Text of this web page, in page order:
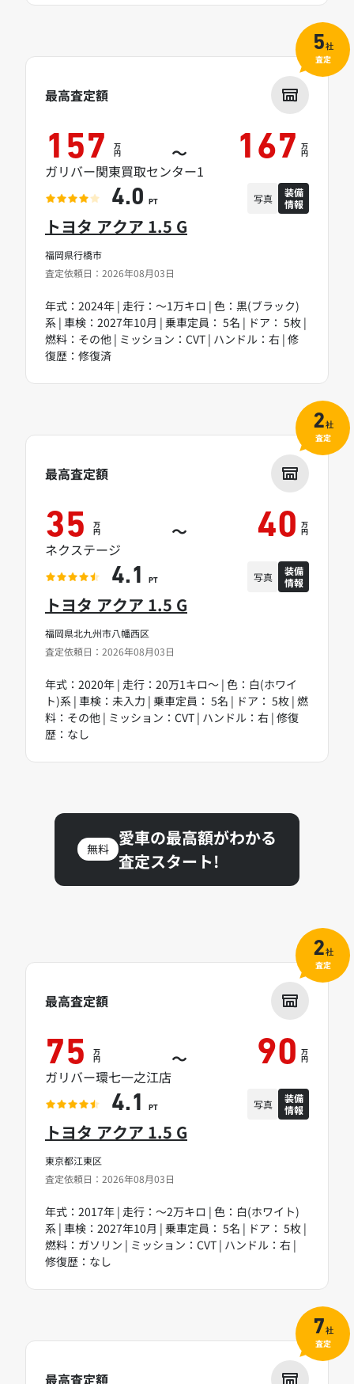
福岡県行橋市
査定依頼日：2026年08月03日
トヨタ アクア 1.5 G
年式：2024年 | 走行：～1万キロ | 色：黒(ブラック)
系 | 車検：2027年10月 | 乗車定員： 5名 | ドア： 5枚 |
燃料：その他 | ミッション：CVT | ハンドル：右 | 修
復歴：修復済
最高査定額
157 万
円 ～ 167 万
円
ガリバー関東買取センター1
4.0 PT 写真
装備
情報
5社
査定
福岡県北九州市八幡西区
査定依頼日：2026年08月03日
トヨタ アクア 1.5 G
年式：2020年 | 走行：20万1キロ～ | 色：白(ホワイ
ト)系 | 車検：未入力 | 乗車定員： 5名 | ドア： 5枚 | 燃
料：その他 | ミッション：CVT | ハンドル：右 | 修復
歴：なし
最高査定額
35 万
円 ～ 40 万
円
ネクステージ
4.1 PT 写真
装備
情報
2社
査定
無料
愛車の最高額がわかる
査定スタート!
東京都江東区
査定依頼日：2026年08月03日
トヨタ アクア 1.5 G
年式：2017年 | 走行：～2万キロ | 色：白(ホワイト)
系 | 車検：2027年10月 | 乗車定員： 5名 | ドア： 5枚 |
燃料：ガソリン | ミッション：CVT | ハンドル：右 |
修復歴：なし
最高査定額
75 万
円 ～ 90 万
円
ガリバー環七一之江店
4.1 PT 写真
装備
情報
2社
査定
最高査定額
7社
査定